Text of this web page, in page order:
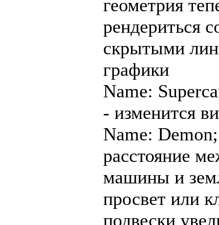
геометрия
рендериться
скрытыми
графики
Name:
- изменится
Name:
расстояние
машины и
просвет или
подвески